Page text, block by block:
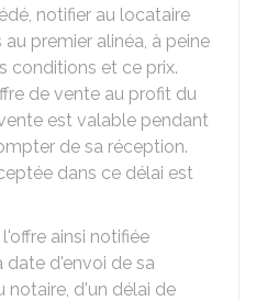
notifier au locataire
premier alinéa, à peine
conditions et ce prix.
de vente au profit du
est valable pendant
de sa réception.
dans ce délai est
ainsi notifiée
date d'envoi de sa
notaire, d'un délai de